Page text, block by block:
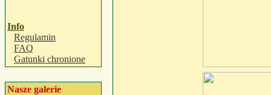
Info
Regulamin
FAQ
Gatunki chronione
Nasze galerie